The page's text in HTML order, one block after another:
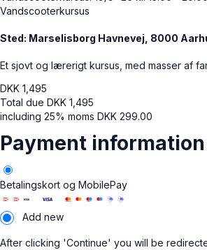
Vandscooterkursus
Sted: Marselisborg Havnevej, 8000
Et sjovt og lærerigt kursus, med masser af
DKK 1,495
Total due DKK 1,495
including 25% moms DKK 299.00
Payment information
Betalingskort og MobilePay
Add new
After clicking 'Continue' you will be